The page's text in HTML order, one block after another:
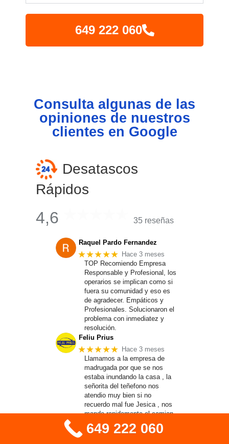
649 222 060
Consulta algunas de las
opiniones de nuestros
clientes en Google
Desatascos
Rápidos
4,6 35 reseñas
Raquel Pardo Fernandez
★★★★★ Hace 3 meses
TOP Recomiendo Empresa
Responsable y Profesional, los
operarios se implican como si
fuera su comunidad y eso es
de agradecer. Empáticos y
Profesionales. Solucionaron el
problema con inmediatez y
resolución.
Feliu Prius
★★★★★ Hace 3 meses
Llamamos a la empresa de
madrugada por que se nos
estaba inundando la casa , la
señorita del teñefono nos
atendio muy bien si no
recuerdo mal fue Jesica , nos
mando rapidamente el camion ,
los chicos lo hicieron muy bien
, limpios eficaces
649 222 060